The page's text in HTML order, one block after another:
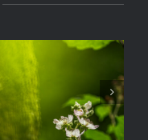
Zarzamora